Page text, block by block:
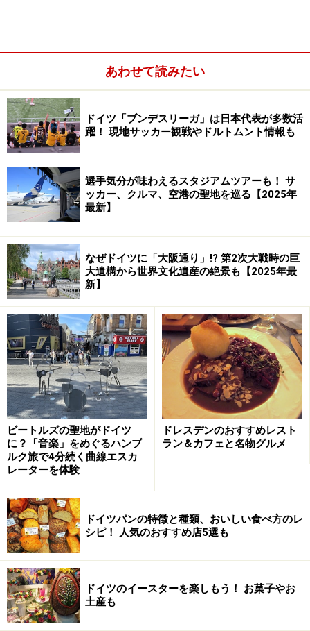
コクのあるソースで煮込んだザウアーブラーテンはボリュー
ムたっぷり。
酢や香辛料に漬けこんだ牛肉を蒸し焼きにしたザウアー
ブラーテンは、ドイツ各地で食べられる郷土料理で各地
方ごとに様々なレシピがあります。ドレスデンで食べら
れるザクセン風ザウアーブラーテンは、漬け汁にバター
ミルクが使われることもあるよう。赤キャベツとクロー
スと呼ばれる大きなじゃがいも団子が添えられます。
ザクセンワイン
ザクセン地方は知る人ぞ知るワインの名産地。写真はドレス
デン近郊のワイナリーにて
ドレスデンのあるザクセン州は、知る人ぞ知るワインの
産地。収穫量が少なく海外へ輸出されることはほとんど
ないのですが、ワイン愛好家たちが絶賛するすばらしい
あわせて読みたい
ドイツ「ブンデスリーガ」は日本代表が多数活
躍！ 現地サッカー観戦やドルトムント情報も
選手気分が味わえるスタジアムツアーも！ サ
ッカー、クルマ、空港の聖地を巡る【2025年
最新】
なぜドイツに「大阪通り」!? 第2次大戦時の巨
大遺構から世界文化遺産の絶景も【2025年最
新】
ビートルズの聖地がドイツ
に？「音楽」をめぐるハンブ
ルク旅で4分続く曲線エスカ
レーターを体験
ドレスデンのおすすめレスト
ラン＆カフェと名物グルメ
ドイツパンの特徴と種類、おいしい食べ方のレ
シピ！ 人気のおすすめ店5選も
ドイツのイースターを楽しもう！ お菓子やお
土産も